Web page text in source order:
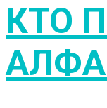
КТО